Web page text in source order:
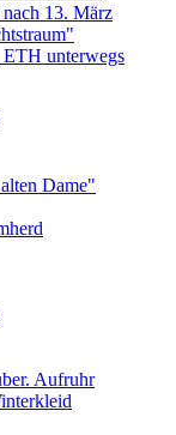
13. März
unterwegs
Dame"
Aufruhr